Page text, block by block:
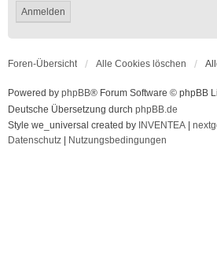
Foren-Übersicht Alle Cookies löschen
Powered by phpBB® Forum Software © phpBB
Deutsche Übersetzung durch phpBB.de
Style we_universal created by INVENTEA
Datenschutz
Nutzungsbedingungen